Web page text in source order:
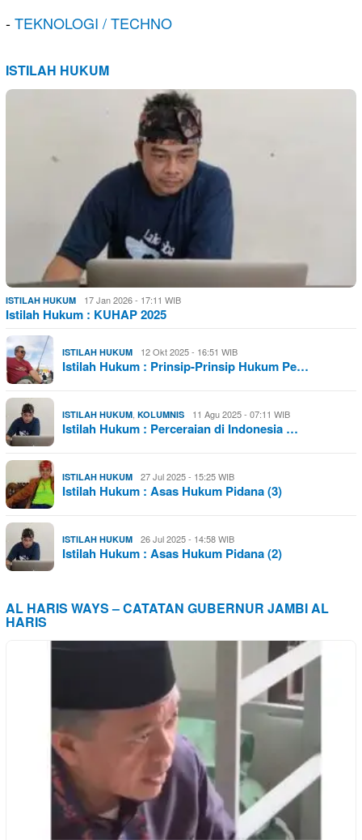
-TEKNOLOGI / TECHNO
ISTILAH HUKUM
ISTILAH HUKUM 17 Jan 2026 - 17:11 WIB
Istilah Hukum : KUHAP 2025
ISTILAH HUKUM 12 Okt 2025 - 16:51 WIB
Istilah Hukum : Prinsip-Prinsip Hukum Pe…
ISTILAH HUKUM, KOLUMNIS 11 Agu 2025 - 07:11 WIB
Istilah Hukum : Perceraian di Indonesia …
ISTILAH HUKUM 27 Jul 2025 - 15:25 WIB
Istilah Hukum : Asas Hukum Pidana (3)
ISTILAH HUKUM 26 Jul 2025 - 14:58 WIB
Istilah Hukum : Asas Hukum Pidana (2)
AL HARIS WAYS – CATATAN GUBERNUR JAMBI AL
HARIS